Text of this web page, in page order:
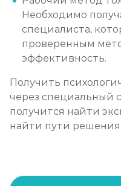
Необходимо
специалиста,
проверенным
эффективность.
Получить
через специальный
получится найти
найти пути